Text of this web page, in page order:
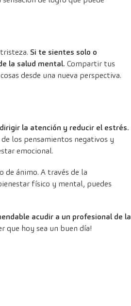
Si te sientes solo o
la salud mental. Compartir tus
desde una nueva perspectiva.
la atención y reducir el estrés.
los pensamientos negativos y
emocional.
de ánimo. A través de la
físico y mental, puedes
acudir a un profesional de la
que hoy sea un buen día!